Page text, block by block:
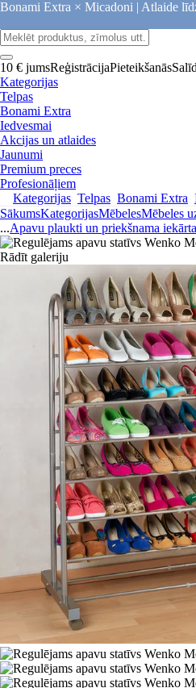
Bonami Extra × Micadoni | Atlaide
10 € jumsReģistrācijaPieteikšanās
Kategorijas
Telpas
Bonami Extra
Iedvesmai
Akcijas un atlaides
Jaunumi
Premium preces
Profesionāļiem
Kategorijas Telpas Bonami Extra
SākumsKategorijasMēbelesMēbeles
...Apavu plaukti un priekšnama
Rādīt galeriju